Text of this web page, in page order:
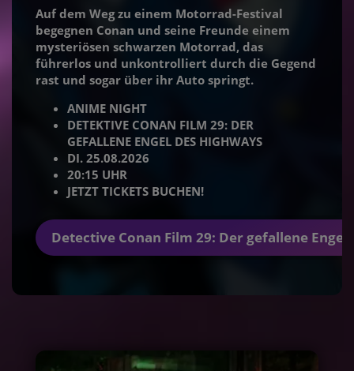
Auf dem Weg zu einem Motorrad-Festival
begegnen Conan und seine Freunde einem
mysteriösen schwarzen Motorrad, das
führerlos und unkontrolliert durch die Gegend
rast und sogar über ihr Auto springt.
ANIME NIGHT
DETEKTIVE CONAN FILM 29: DER
GEFALLENE ENGEL DES HIGHWAYS
DI. 25.08.2026
20:15 UHR
JETZT TICKETS BUCHEN!
Detective Conan Film 29: Der gefallene Engel